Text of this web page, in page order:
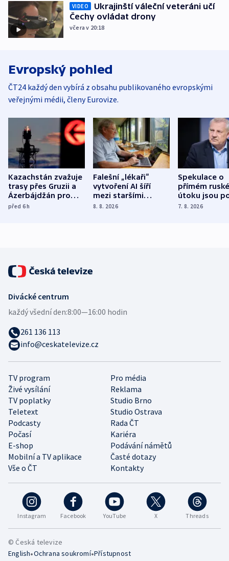
VIDEO
Ukrajinští váleční veteráni učí
Čechy ovládat drony
včera v 20:18
Evropský pohled
ČT24 každý den vybírá z obsahu publikovaného evropskými
veřejnými médii, členy Eurovize.
Kazachstán zvažuje
trasy přes Gruzii a
Ázerbájdžán pro
vývoz ropy do
před 6h
Falešní „lékaři“
vytvoření AI šíří
mezi staršími
Poláky nebezpečné
8. 8. 2026
Spekulace o
přímém
útoku jsou
míní
7. 8. 2026
Instagram Facebook YouTube X Threads
TV program
Pro média
Živé vysílání
Reklama
TV poplatky
Studio Brno
Teletext
Studio Ostrava
Podcasty
Rada ČT
Počasí
Kariéra
E-shop
Podávání námětů
Mobilní a TV aplikace
Časté dotazy
Vše o ČT
Kontakty
Divácké centrum
každý všední den:8:00—16:00 hodin
261 136 113
info@ceskatelevize.cz
© Česká televize
English•Ochrana soukromí•Přístupnost